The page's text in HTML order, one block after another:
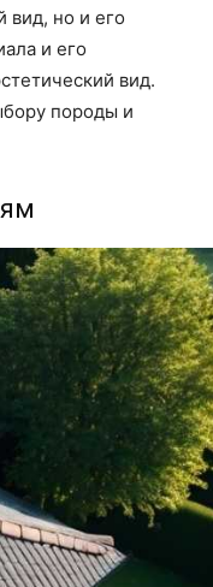
вид, но и его
и его
вид.
породы и